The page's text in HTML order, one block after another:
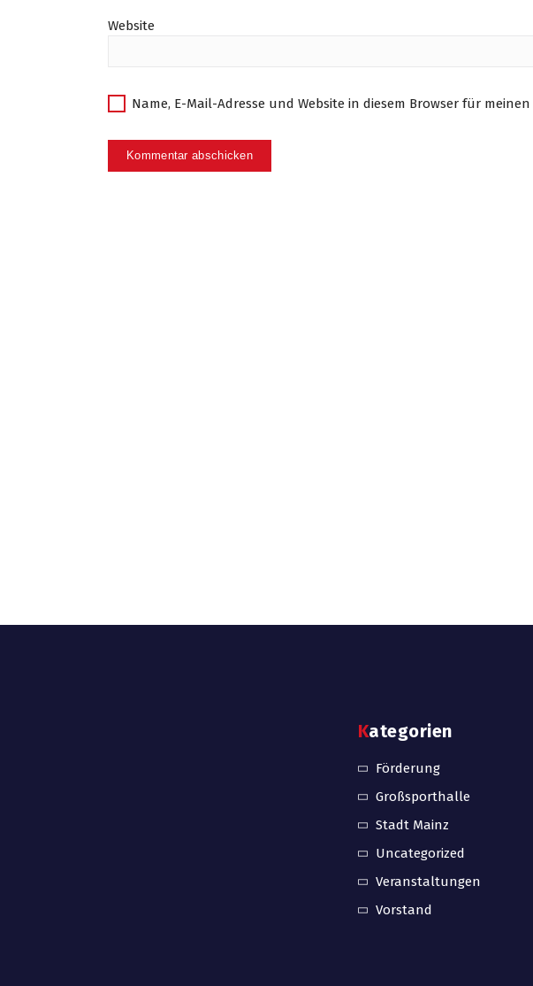
Website
Name, E-Mail-Adresse und Website in diesem Browser für
Kategorien
Förderung
Großsporthalle
Stadt Mainz
Uncategorized
Veranstaltungen
Vorstand